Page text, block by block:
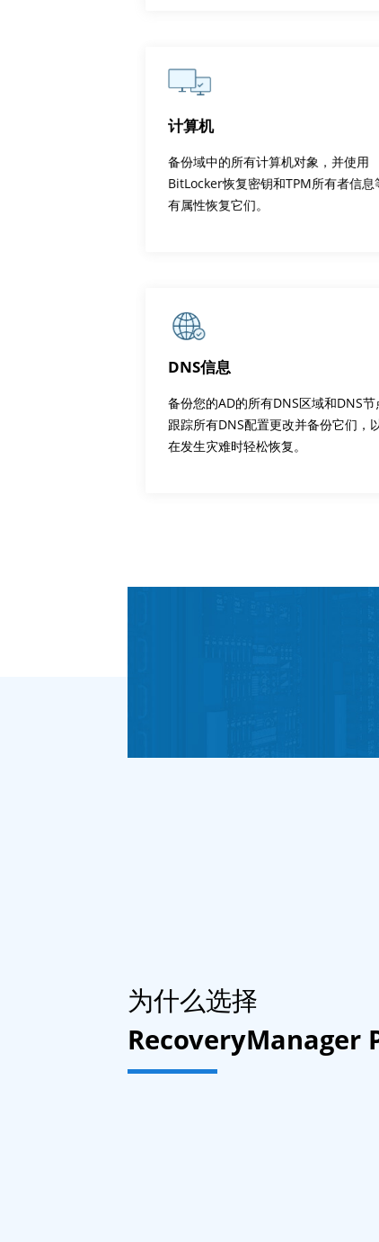
计算机
备份域中的所有计算机对象，并使用
BitLocker恢复密钥和TPM所有者信息
有属性恢复它们。
DNS信息
备份您的AD的所有DNS区域和DNS节
跟踪所有DNS配置更改并备份它们，
在发生灾难时轻松恢复。
为什么选择
RecoveryManager